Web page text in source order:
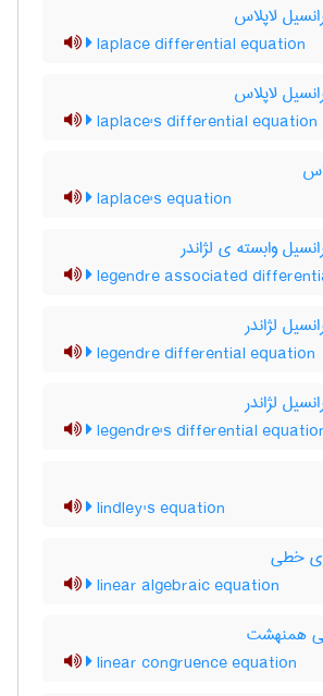
لاپلاس
laplace differential equation
لاپلاس
laplace's differential equation
laplace's equation
وابسته ی لژاندر
legendre associated
لژاندر
legendre differential equation
لژاندر
legendre's differential
lindley's equation
خطی
linear algebraic equation
همنهشت
linear congruence equation